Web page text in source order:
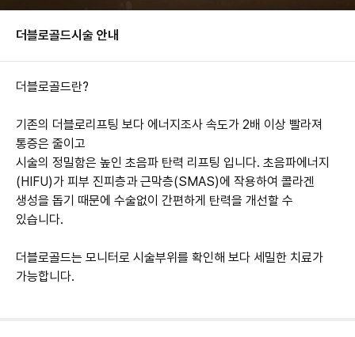
더블로골드시술 안내
더블로골드란?
기존의 더블로리프팅 보다 에너지조사 속도가 2배 이상 빨라져
통증은 줄이고
시술의 정밀함은 높인 초음파 탄력 리프팅 입니다. 초음파에너지
(HIFU)가 피부 진피층과 근막층(SMAS)에 작용하여 콜라겐
생성을 돕기 때문에 수술없이 간편하게 탄력을 개선할 수
있습니다.
더블로골드는 모니터로 시술부위를 확인해 보다 세밀한 치료가
가능합니다.